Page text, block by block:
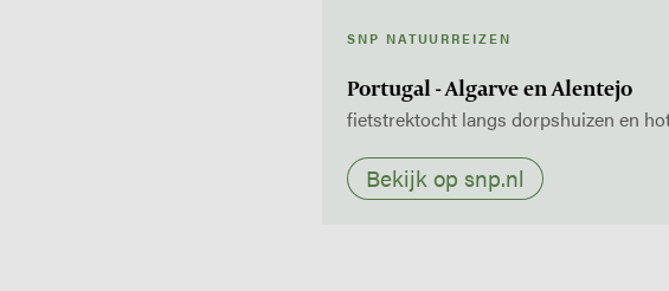
SNP NATUURREIZEN
Portugal - Algarve en Alentejo
fietstrektocht langs dorpshuizen en
Bekijk op snp.nl